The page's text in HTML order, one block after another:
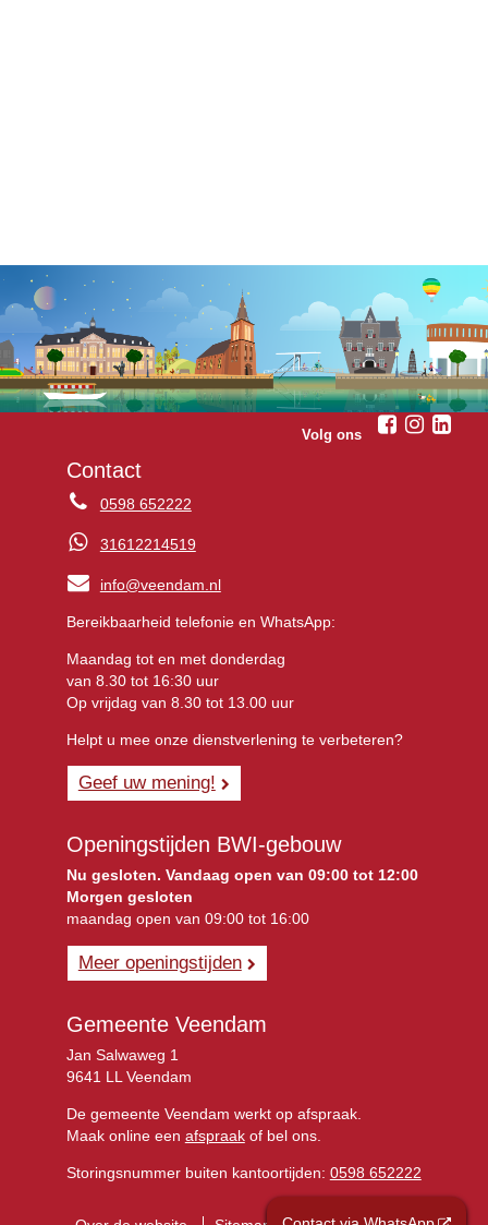
Volg ons
Contact
0598 652222
31612214519
info@veendam.nl
Bereikbaarheid telefonie en WhatsApp:
Maandag tot en met donderdag
van 8.30 tot 16:30 uur
Op vrijdag van 8.30 tot 13.00 uur
Helpt u mee onze dienstverlening te verbeteren?
Geef uw mening!
Openingstijden BWI-gebouw
Nu gesloten. Vandaag open van 09:00 tot 12:00
Morgen gesloten
maandag open van 09:00 tot 16:00
Meer openingstijden
Gemeente Veendam
Jan Salwaweg 1
9641 LL Veendam
De gemeente Veendam werkt op afspraak.
Maak online een afspraakof bel ons.
Storingsnummer buiten kantoortijden: 0598 652222